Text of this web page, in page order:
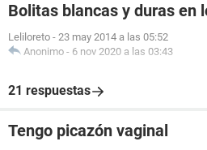
Bolitas blancas y duras en
Leliloreto - 23 may 2014 a las 05:52
Anonimo - 6 nov 2020 a las 03:43
21 respuestas
Tengo picazón vaginal